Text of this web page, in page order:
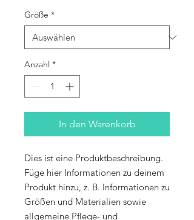
Größe *
Anzahl *
In den Warenkorb
Dies ist eine Produktbeschreibung.
Füge hier Informationen zu deinem
Produkt hinzu, z. B. Informationen zu
Größen und Materialien sowie
allgemeine Pflege- und